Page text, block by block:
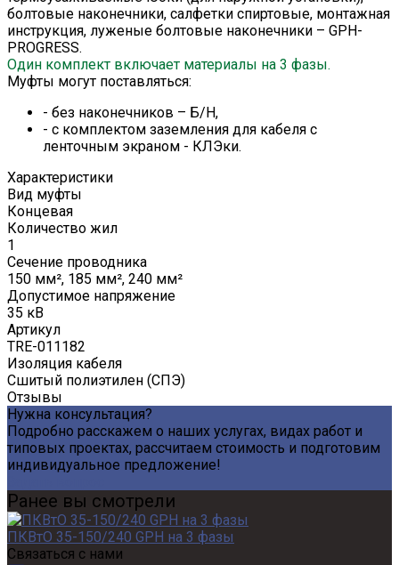
болтовые наконечники, салфетки спиртовые, монтажная
инструкция, луженые болтовые наконечники – GPH-
PROGRESS.
Один комплект включает материалы на 3 фазы.
Муфты могут поставляться:
- без наконечников – Б/Н,
- с комплектом заземления для кабеля с
ленточным экраном - КЛЭки.
Характеристики
Вид муфты
Концевая
Количество жил
1
Сечение проводника
150 мм², 185 мм², 240 мм²
Допустимое напряжение
35 кВ
Артикул
TRE-011182
Изоляция кабеля
Сшитый полиэтилен (СПЭ)
Отзывы
Нужна консультация?
Подробно расскажем о наших услугах, видах работ и
типовых проектах, рассчитаем стоимость и подготовим
индивидуальное предложение!
Ранее вы смотрели
ПКВтО 35-150/240 GPH на 3 фазы
Связаться с нами